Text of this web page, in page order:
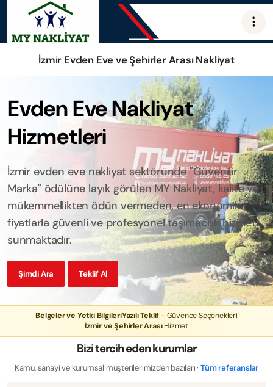
İzmir Evden Eve ve Şehirler Arası Nakliyat
Evden Eve Nakliyat
Hizmetleri
İzmir evden eve nakliyat sektöründe "Güvenilir
Marka" ödülüne layık görülen MY Nakliyat, kalite ve
mükemmellikten ödün vermeden, en ekonomik
fiyatlarla güvenli ve profesyonel taşımacılık hizmeti
sunmaktadır.
Şimdi Ara Teklif Al
Belgeler ve Yetki BilgileriYazılı Teklif+ Güvence Seçenekleri
İzmir ve Şehirler ArasıHizmet
Bizi tercih eden kurumlar
Kamu, sanayi ve kurumsal müşterilerimizden bazıları ·Tüm referanslar